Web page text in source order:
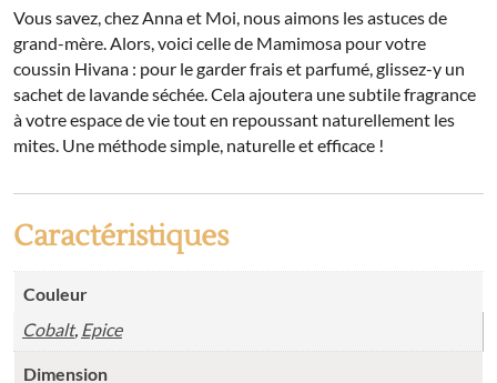
Vous savez, chez Anna et Moi, nous aimons les astuces de
grand-mère. Alors, voici celle de Mamimosa pour votre
coussin Hivana : pour le garder frais et parfumé, glissez-y un
sachet de lavande séchée. Cela ajoutera une subtile fragrance
à votre espace de vie tout en repoussant naturellement les
mites. Une méthode simple, naturelle et efficace !
Caractéristiques
Couleur
Cobalt, Epice
Dimension